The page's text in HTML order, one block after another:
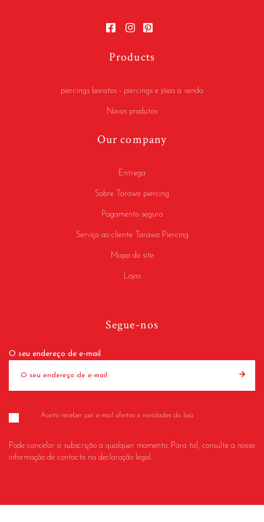
Products
piercings baratos - piercings e jóias à venda
Novos produtos
Our company
Entrega
Sobre Tarawa piercing
Pagamento seguro
Serviço ao cliente Tarawa Piercing
Mapa do site
Lojas
Segue-nos
O seu endereço de e-mail
Aceito receber por e-mail ofertas e novidades da loja
Pode cancelar a subscrição a qualquer momento. Para tal, consulte a nossa
informação de contacto na declaração legal.